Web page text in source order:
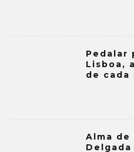
Pedalar
Lisboa,
de cada
Alma de